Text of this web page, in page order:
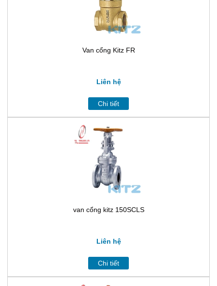
Van cổng Kitz FR
Liên hệ
Chi tiết
van cổng kitz 150SCLS
Liên hệ
Chi tiết